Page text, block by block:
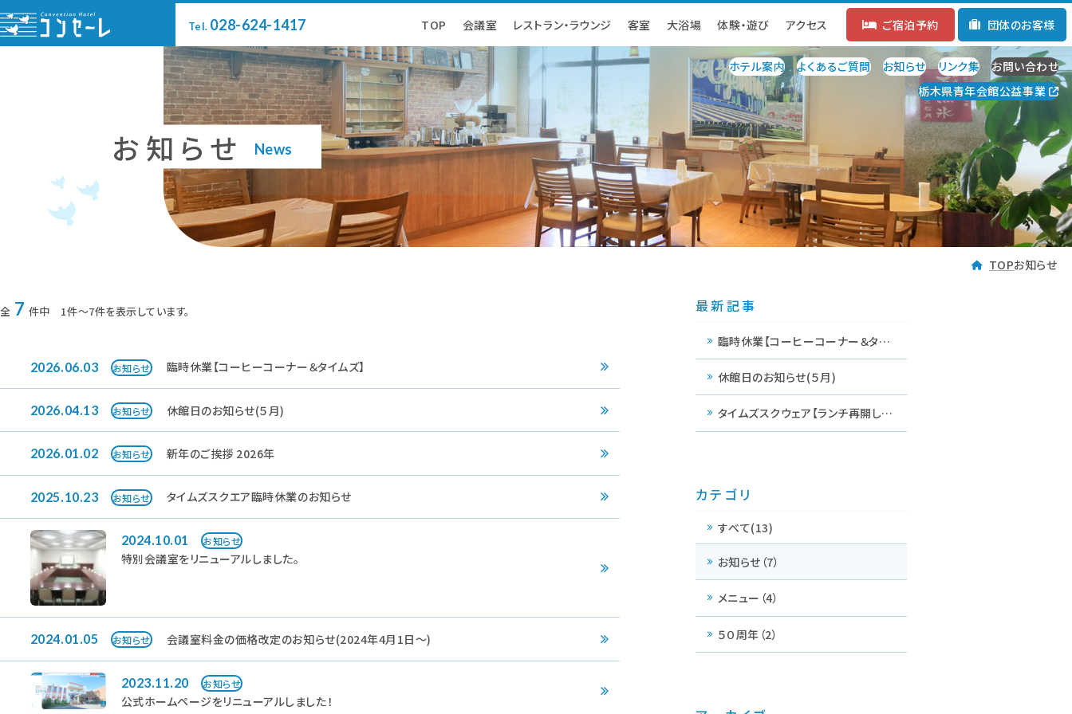
Tel. 028-624-1417 TOP 会議室 レストラン・ラウンジ 客室 大浴場 体験・遊び アクセス ご宿泊予約 団体のお客様
ホテル案内 よくあるご質問 お知らせ リンク集
お問い合わせ
栃木県青年会館公益事業
028-624-1417 TOP 会議室 レストラン・ラウンジ 客室 大浴場 体験・遊び アクセス ご宿泊予約 団体のお客様
お知らせ News
TOPお知らせ
全 7 件中 1件～7件を表示しています。
2026.06.03 お知らせ 臨時休業【コーヒーコーナー＆タイムズ】
2026.04.13 お知らせ 休館日のお知らせ(５月)
2026.01.02 お知らせ 新年のご挨拶 2026年
2025.10.23 お知らせ タイムズスクエア臨時休業のお知らせ
2024.10.01 お知らせ
特別会議室をリニューアルしました。
2024.01.05 お知らせ 会議室料金の価格改定のお知らせ(2024年4月1日～)
2023.11.20 お知らせ
公式ホームページをリニューアルしました！
最新記事
臨時休業【コーヒーコーナー＆タイムズ】
休館日のお知らせ(５月)
タイムズスクウェア【ランチ再開しました】
カテゴリ
すべて(13)
お知らせ（7）
メニュー（4）
５０周年（2）
TOP 会議室 アクセス ホテル案内 よくあるご質問 お知らせ リンク集
お問い合わせ
栃木県青年会館公益事業